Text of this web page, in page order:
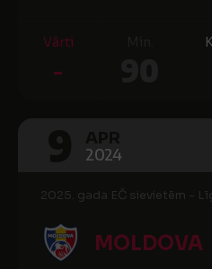
Vārti
-
2024
2025. gada EČ sievietēm -
MOLDOVA